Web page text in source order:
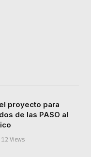
proyecto para
de las PASO al
12 Views